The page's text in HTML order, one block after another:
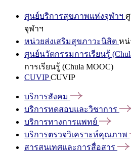
ศูนย์บริการสุขภาพแห่งจุฬาฯ
จุฬาฯ
หน่วยส่งเสริมสุขภาวะนิสิต หน่
ศูนย์นวัตกรรมการเรียนรู้
การเรียนรู้ (Chula MOOC)
CUVIPCUVIP
บริการสังคม
บริการทดสอบและวิชาการ
บริการทางการแพทย์
บริการตรวจวิเคราะห์คุณภาพ
สารสนเทศและการสื่อสาร